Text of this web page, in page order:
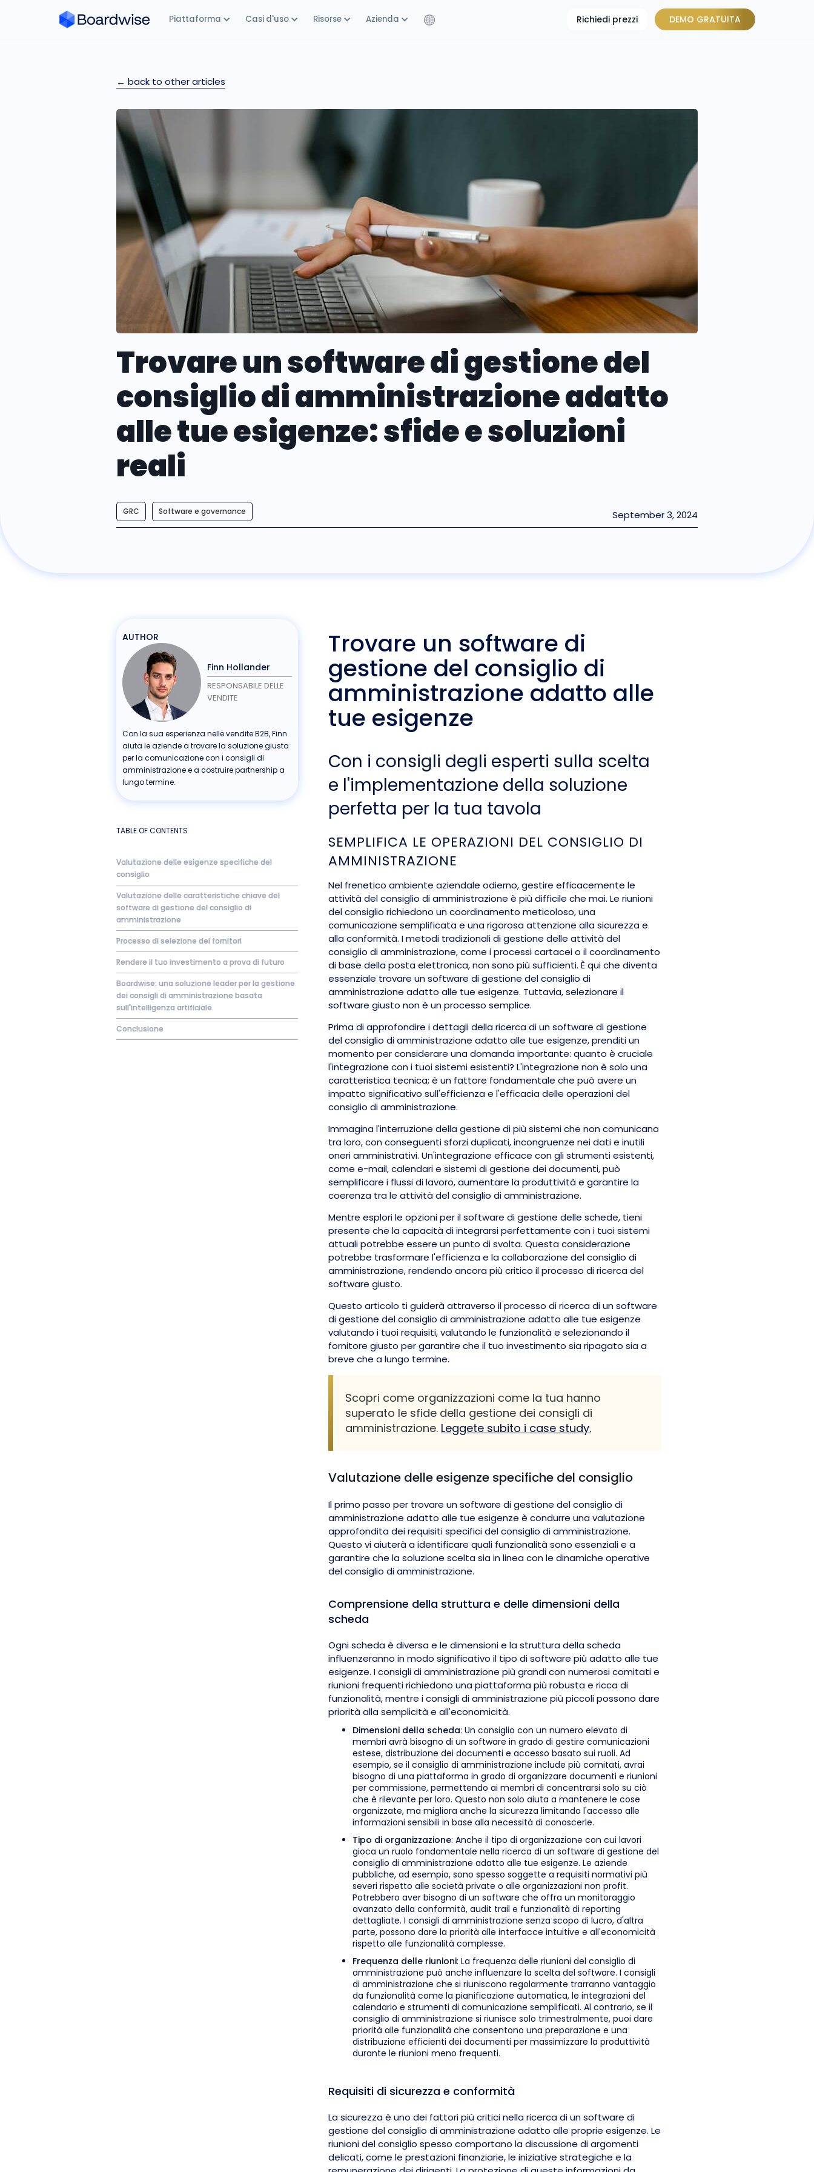
Piattaforma Casi d'uso Risorse Azienda Richiedi prezzi DEMO GRATUITA
← back to other articles
Trovare un software di gestione del
consiglio di amministrazione adatto
alle tue esigenze: sfide e soluzioni
reali
GRC Software e governance September 3, 2024
AUTHOR
Finn Hollander
RESPONSABILE DELLE
VENDITE
Con la sua esperienza nelle vendite B2B, Finn
aiuta le aziende a trovare la soluzione giusta
per la comunicazione con i consigli di
amministrazione e a costruire partnership a
lungo termine.
TABLE OF CONTENTS
Valutazione delle esigenze specifiche del
consiglio
Valutazione delle caratteristiche chiave del
software di gestione del consiglio di
amministrazione
Processo di selezione dei fornitori
Rendere il tuo investimento a prova di futuro
Boardwise: una soluzione leader per la gestione
dei consigli di amministrazione basata
sull'intelligenza artificiale
Conclusione
Trovare un software di
gestione del consiglio di
amministrazione adatto alle
tue esigenze
Con i consigli degli esperti sulla scelta
e l'implementazione della soluzione
perfetta per la tua tavola
SEMPLIFICA LE OPERAZIONI DEL CONSIGLIO DI
AMMINISTRAZIONE
Nel frenetico ambiente aziendale odierno, gestire efficacemente le
attività del consiglio di amministrazione è più difficile che mai. Le riunioni
del consiglio richiedono un coordinamento meticoloso, una
comunicazione semplificata e una rigorosa attenzione alla sicurezza e
alla conformità. I metodi tradizionali di gestione delle attività del
consiglio di amministrazione, come i processi cartacei o il coordinamento
di base della posta elettronica, non sono più sufficienti. È qui che diventa
essenziale trovare un software di gestione del consiglio di
amministrazione adatto alle tue esigenze. Tuttavia, selezionare il
software giusto non è un processo semplice.
Prima di approfondire i dettagli della ricerca di un software di gestione
del consiglio di amministrazione adatto alle tue esigenze, prenditi un
momento per considerare una domanda importante: quanto è cruciale
l'integrazione con i tuoi sistemi esistenti? L'integrazione non è solo una
caratteristica tecnica; è un fattore fondamentale che può avere un
impatto significativo sull'efficienza e l'efficacia delle operazioni del
consiglio di amministrazione.
Immagina l'interruzione della gestione di più sistemi che non comunicano
tra loro, con conseguenti sforzi duplicati, incongruenze nei dati e inutili
oneri amministrativi. Un'integrazione efficace con gli strumenti esistenti,
come e-mail, calendari e sistemi di gestione dei documenti, può
semplificare i flussi di lavoro, aumentare la produttività e garantire la
coerenza tra le attività del consiglio di amministrazione.
Mentre esplori le opzioni per il software di gestione delle schede, tieni
presente che la capacità di integrarsi perfettamente con i tuoi sistemi
attuali potrebbe essere un punto di svolta. Questa considerazione
potrebbe trasformare l'efficienza e la collaborazione del consiglio di
amministrazione, rendendo ancora più critico il processo di ricerca del
software giusto.
Questo articolo ti guiderà attraverso il processo di ricerca di un software
di gestione del consiglio di amministrazione adatto alle tue esigenze
valutando i tuoi requisiti, valutando le funzionalità e selezionando il
fornitore giusto per garantire che il tuo investimento sia ripagato sia a
breve che a lungo termine.
Scopri come organizzazioni come la tua hanno
superato le sfide della gestione dei consigli di
amministrazione. Leggete subito i case study.
Valutazione delle esigenze specifiche del consiglio
Il primo passo per trovare un software di gestione del consiglio di
amministrazione adatto alle tue esigenze è condurre una valutazione
approfondita dei requisiti specifici del consiglio di amministrazione.
Questo vi aiuterà a identificare quali funzionalità sono essenziali e a
garantire che la soluzione scelta sia in linea con le dinamiche operative
del consiglio di amministrazione.
Comprensione della struttura e delle dimensioni della
scheda
Ogni scheda è diversa e le dimensioni e la struttura della scheda
influenzeranno in modo significativo il tipo di software più adatto alle tue
esigenze. I consigli di amministrazione più grandi con numerosi comitati e
riunioni frequenti richiedono una piattaforma più robusta e ricca di
funzionalità, mentre i consigli di amministrazione più piccoli possono dare
priorità alla semplicità e all'economicità.
Dimensioni della scheda: Un consiglio con un numero elevato di
membri avrà bisogno di un software in grado di gestire comunicazioni
estese, distribuzione dei documenti e accesso basato sui ruoli. Ad
esempio, se il consiglio di amministrazione include più comitati, avrai
bisogno di una piattaforma in grado di organizzare documenti e riunioni
per commissione, permettendo ai membri di concentrarsi solo su ciò
che è rilevante per loro. Questo non solo aiuta a mantenere le cose
organizzate, ma migliora anche la sicurezza limitando l'accesso alle
informazioni sensibili in base alla necessità di conoscerle.
Tipo di organizzazione: Anche il tipo di organizzazione con cui lavori
gioca un ruolo fondamentale nella ricerca di un software di gestione del
consiglio di amministrazione adatto alle tue esigenze. Le aziende
pubbliche, ad esempio, sono spesso soggette a requisiti normativi più
severi rispetto alle società private o alle organizzazioni non profit.
Potrebbero aver bisogno di un software che offra un monitoraggio
avanzato della conformità, audit trail e funzionalità di reporting
dettagliate. I consigli di amministrazione senza scopo di lucro, d'altra
parte, possono dare la priorità alle interfacce intuitive e all'economicità
rispetto alle funzionalità complesse.
Frequenza delle riunioni: La frequenza delle riunioni del consiglio di
amministrazione può anche influenzare la scelta del software. I consigli
di amministrazione che si riuniscono regolarmente trarranno vantaggio
da funzionalità come la pianificazione automatica, le integrazioni del
calendario e strumenti di comunicazione semplificati. Al contrario, se il
consiglio di amministrazione si riunisce solo trimestralmente, puoi dare
priorità alle funzionalità che consentono una preparazione e una
distribuzione efficienti dei documenti per massimizzare la produttività
durante le riunioni meno frequenti.
Requisiti di sicurezza e conformità
La sicurezza è uno dei fattori più critici nella ricerca di un software di
gestione del consiglio di amministrazione adatto alle proprie esigenze. Le
riunioni del consiglio spesso comportano la discussione di argomenti
delicati, come le prestazioni finanziarie, le iniziative strategiche e la